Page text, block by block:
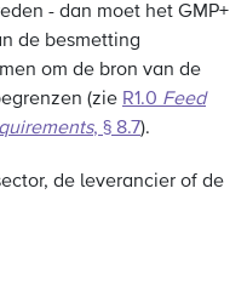
- dan moet het GMP+
de besmetting
om de bron van de
(zie R1.0 Feed
, § 8.7).
de leverancier of de